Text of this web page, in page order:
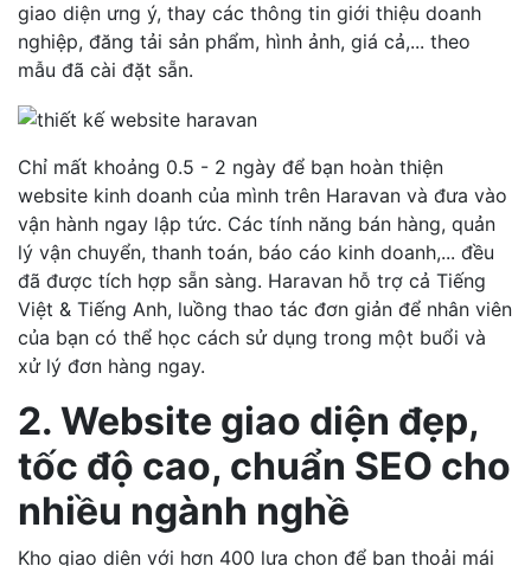
giao diện ưng ý, thay các thông tin giới thiệu doanh
nghiệp, đăng tải sản phẩm, hình ảnh, giá cả,... theo
mẫu đã cài đặt sẵn.
Chỉ mất khoảng 0.5 - 2 ngày để bạn hoàn thiện
website kinh doanh của mình trên Haravan và đưa vào
vận hành ngay lập tức. Các tính năng bán hàng, quản
lý vận chuyển, thanh toán, báo cáo kinh doanh,... đều
đã được tích hợp sẵn sàng. Haravan hỗ trợ cả Tiếng
Việt & Tiếng Anh, luồng thao tác đơn giản để nhân viên
của bạn có thể học cách sử dụng trong một buổi và
xử lý đơn hàng ngay.
2. Website giao diện đẹp,
tốc độ cao, chuẩn SEO cho
nhiều ngành nghề
Kho giao diện với hơn 400 lựa chọn để bạn thoải mái